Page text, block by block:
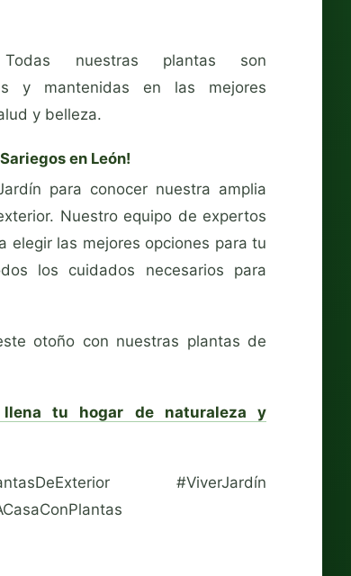
nuestras plantas son
y mantenidas en las mejores
y belleza.
en León!
para conocer nuestra amplia
Nuestro equipo de expertos
elegir las mejores opciones para tu
los cuidados necesarios para
otoño con nuestras plantas de
llena tu hogar de naturaleza y
#ViverJardín